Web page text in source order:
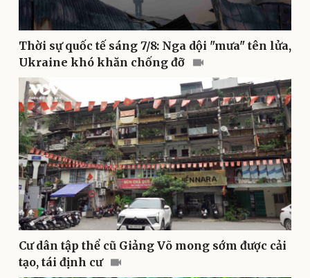
Phòng mạch online
Ăn sạch sống khỏe
Văn hóa
Sân khấu - Điện ảnh
Văn học
Thời sự quốc tế sáng 7/8: Nga dội "mưa" tên lửa,
Ukraine khó khăn chống đỡ
Cư dân tập thể cũ Giảng Võ mong sớm được cải
tạo, tái định cư